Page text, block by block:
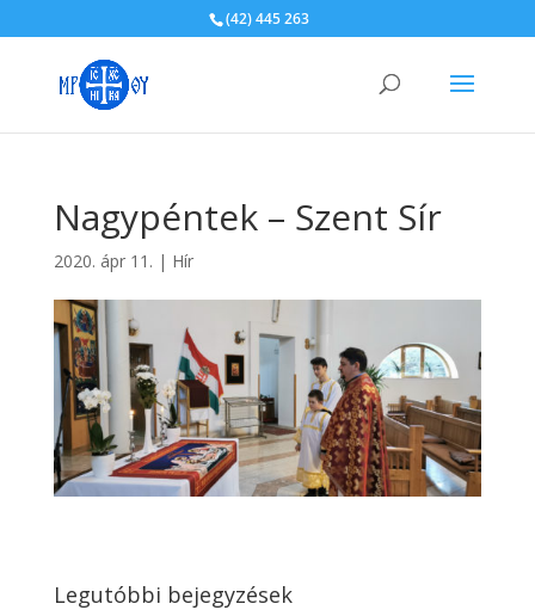
(42) 445 263
Nagypéntek – Szent Sír
2020. ápr 11. | Hír
Legutóbbi bejegyzések